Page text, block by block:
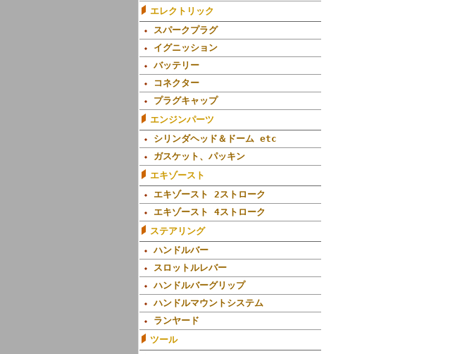
エレクトリック
スパークプラグ
イグニッション
バッテリー
コネクター
プラグキャップ
エンジンパーツ
シリンダヘッド＆ドーム etc
ガスケット、パッキン
エキゾースト
エキゾースト 2ストローク
エキゾースト 4ストローク
ステアリング
ハンドルバー
スロットルレバー
ハンドルバーグリップ
ハンドルマウントシステム
ランヤード
ツール